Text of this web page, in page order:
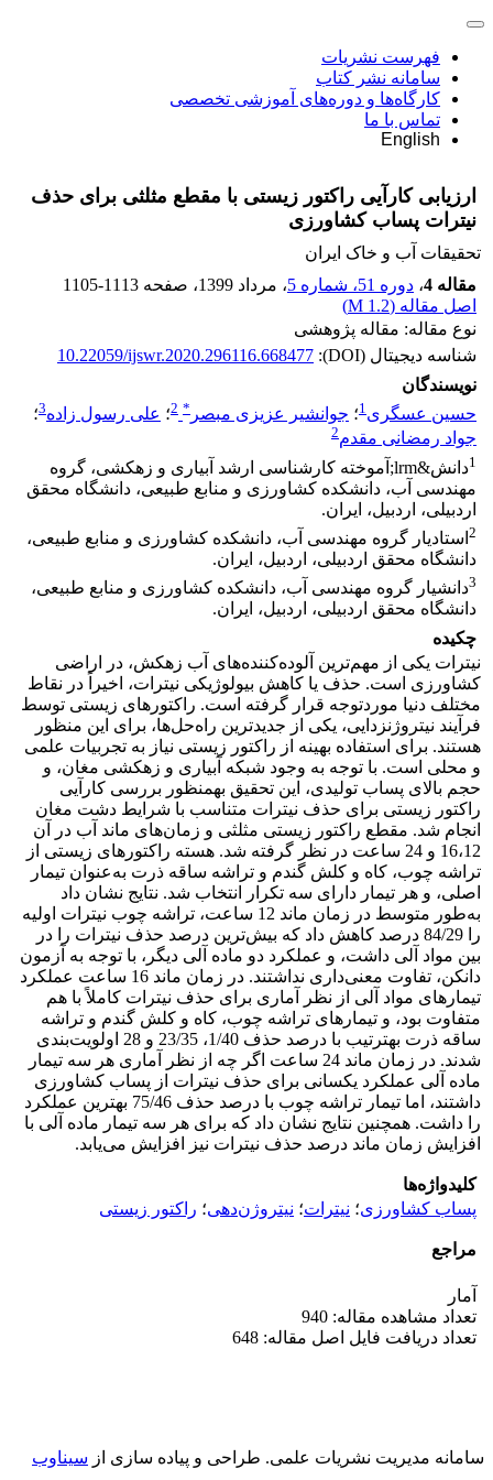
فهرست نشریات
سامانه نشر کتاب
کارگاه‌ها و دوره‌های آموزشی تخصصی
تماس با ما
English
ارزیابی کارآیی راکتور زیستی با مقطع مثلثی برای حذف
نیترات پساب کشاورزی
تحقیقات آب و خاک ایران
مقاله 4
، دوره 51، شماره 5 ، مرداد 1399 ، صفحه 1105-1113
اصل مقاله (1.2 M
)
نوع مقاله: مقاله پژوهشی
شناسه دیجیتال (DOI):
10.22059/ijswr.2020.296116.668477
نویسندگان
حسین عسگری1؛ جوانشیر عزیزی مبصر *
2؛ علی رسول زاده3؛
جواد رمضانی مقدم2
1
دانش&lrm;آموخته کارشناسی ارشد آبیاری و زهکشی، گروه
مهندسی آب، دانشکده کشاورزی و منابع طبیعی، دانشگاه محقق
اردبیلی، اردبیل، ایران.
2 استادیار گروه مهندسی آب، دانشکده کشاورزی و منابع طبیعی،
دانشگاه محقق اردبیلی، اردبیل، ایران.
3دانشیار گروه مهندسی آب، دانشکده کشاورزی و منابع طبیعی،
دانشگاه محقق اردبیلی، اردبیل، ایران.
چکیده
نیترات یکی از مهم‌ترین آلوده‌کننده‌های آب زهکش، در اراضی
کشاورزی است. حذف یا کاهش بیولوژیکی نیترات، اخیراً در نقاط
مختلف دنیا موردتوجه قرار گرفته است. راکتورهای زیستی توسط
فرآیند نیتروژن­زدایی، یکی از جدیدترین راه‌حل‌ها، برای این منظور
هستند. برای استفاده بهینه از راکتور زیستی نیاز به تجربیات علمی
و محلی است. با توجه به وجود شبکه آبیاری و زهکشی مغان، و
حجم بالای پساب تولیدی، این تحقیق به­منظور بررسی کارآیی
راکتور زیستی برای حذف نیترات متناسب با شرایط دشت مغان
انجام شد. مقطع راکتور زیستی مثلثی و زمان‌های ماند آب در آن
16،12 و 24 ساعت در نظر گرفته شد. هسته راکتورهای زیستی از
تراشه چوب، کاه و کلش گندم و تراشه ساقه ذرت به‌عنوان تیمار
اصلی، و هر تیمار دارای سه تکرار انتخاب شد. نتایج نشان داد
به‌طور متوسط در زمان ماند 12 ساعت، تراشه چوب نیترات اولیه
را 84/29 درصد کاهش داد که بیش‌ترین درصد حذف نیترات را در
بین مواد آلی داشت، و عملکرد دو ماده آلی دیگر، با توجه به آزمون
دانکن، تفاوت معنی‌داری نداشتند. در زمان ماند 16 ساعت عملکرد
تیمارهای مواد آلی از نظر آماری برای حذف نیترات کاملاً با هم
متفاوت بود، و تیمارهای تراشه چوب، کاه و کلش گندم و تراشه
ساقه ذرت به­ترتیب با درصد حذف 1/40، 23/35 و 28 اولویت‌بندی
شدند. در زمان ماند 24 ساعت اگر چه از نظر آماری هر سه تیمار
ماده آلی عملکرد یکسانی برای حذف نیترات از پساب کشاورزی
داشتند، اما تیمار تراشه چوب با درصد حذف 75/46 بهترین عملکرد
را داشت. همچنین نتایج نشان داد که برای هر سه تیمار ماده آلی با
افزایش زمان ماند درصد حذف نیترات نیز افزایش می‌یابد.
کلیدواژه‌ها
پساب کشاورزی؛ نیترات؛ نیتروژن‌دهی؛ راکتور زیستی
مراجع
آمار
تعداد مشاهده مقاله: 940
تعداد دریافت فایل اصل مقاله: 648
سامانه مدیریت نشریات علمی. طراحی و پیاده سازی از سیناوب